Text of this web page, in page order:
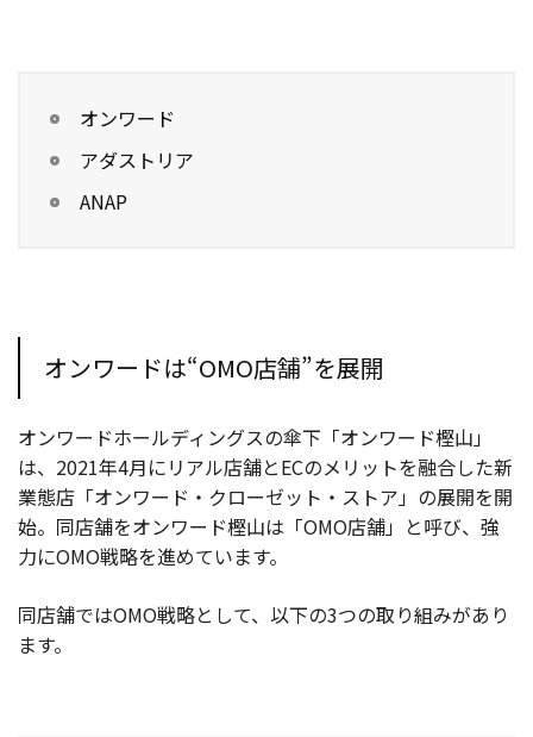
オンワード
アダストリア
ANAP
オンワードは“OMO店舗”を展開
オンワードホールディングスの傘下「オンワード樫山」
は、2021年4月にリアル店舗とECのメリットを融合した新
業態店「オンワード・クローゼット・ストア」の展開を開
始。同店舗をオンワード樫山は「OMO店舗」と呼び、強
力にOMO戦略を進めています。
同店舗ではOMO戦略として、以下の3つの取り組みがあり
ます。